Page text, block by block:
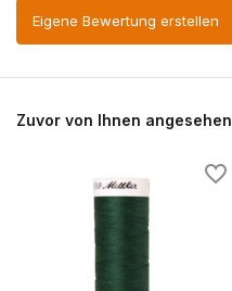
Eigene Bewertung erstellen
Zuvor von Ihnen angesehen